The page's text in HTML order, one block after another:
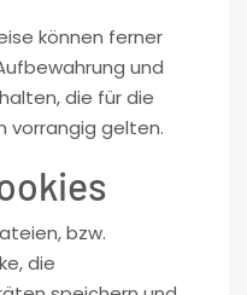
können ferner
und
die für die
vorrangig gelten.
bzw.
die